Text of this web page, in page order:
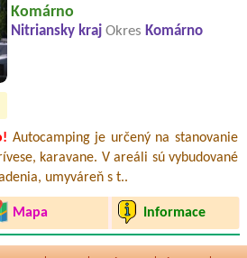
Komárno
Nitriansky kraj Okres Komárno
Autocamping je určený na stanovanie
karavane. V areáli sú vybudované
umyváreň s t..
Mapa Informace